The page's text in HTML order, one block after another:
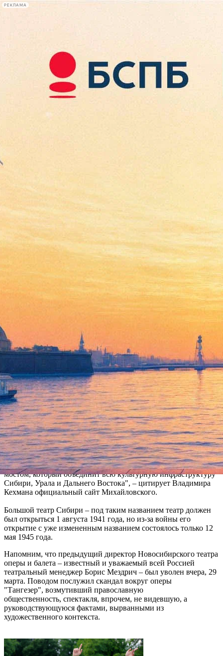
РЕКЛАМА
Сегодня:
2026.08.08
01:32
Афиша Plus
Кехман переименует
Новосибирский оперный
театр в Большой театр
Сибири
Версия для печати
Директор Михайловского и Новосибирского театров оперы и
балета планирует начать свою работу в Сибири с возвращения
НГАТОиБу исторического названия – Большой театр Сибири.
Об этом сообщает официальныйсайтМихайловского театра.
"Те культурные институты, которые есть в столице Сибири, а
это, наряду с театром, – филармония, консерватория,
хореографическое училище, детские музыкальные школы –
открывают огромные возможности. Мне представляется, что
новосибирский театр может и должен стать своего рода
мостом, который объединит всю культурную инфраструктуру
Сибири, Урала и Дальнего Востока", – цитирует Владимира
Кехмана официальный сайт Михайловского.
Большой театр Сибири – под таким названием театр должен
был открыться 1 августа 1941 года, но из-за войны его
открытие с уже измененным названием состоялось только 12
мая 1945 года.
Напомним, что предыдущий директор Новосибирского театра
оперы и балета – известный и уважаемый всей Россией
театральный менеджер Борис Мездрич – был уволен вчера, 29
марта. Поводом послужил скандал вокруг оперы
"Тангезер", возмутивший православную
общественность, спектакля, впрочем, не видевшую, а
руководствующуюся фактами, вырванными из
художественного контекста.